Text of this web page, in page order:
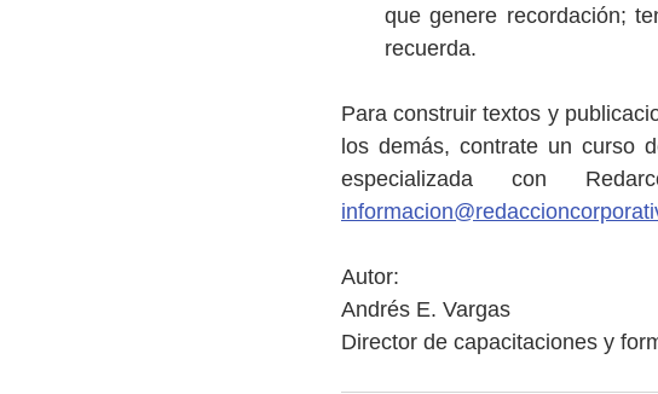
que genere recordación;
recuerda.
Para construir textos y
los demás, contrate un curso
Autor:
Andrés E. Vargas
Director de capacitaciones y